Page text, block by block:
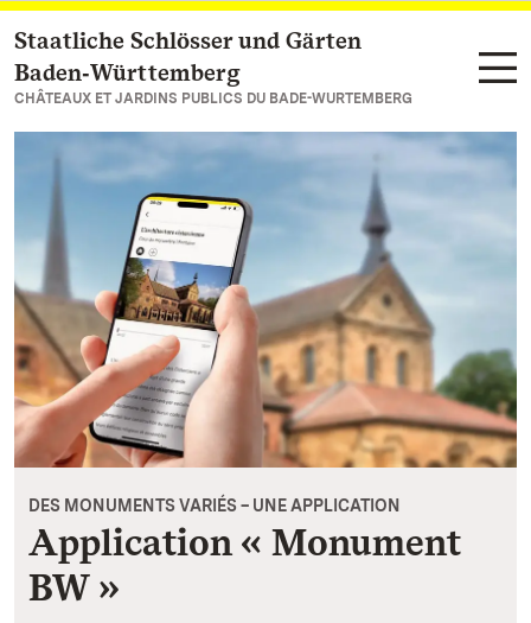
Vers la page d’accueil
Staatliche Schlösser und Gärten
Baden‑Württemberg
CHÂTEAUX ET JARDINS PUBLICS DU BADE-WURTEMBERG
DES MONUMENTS VARIÉS – UNE APPLICATION
Application « Monument
BW »